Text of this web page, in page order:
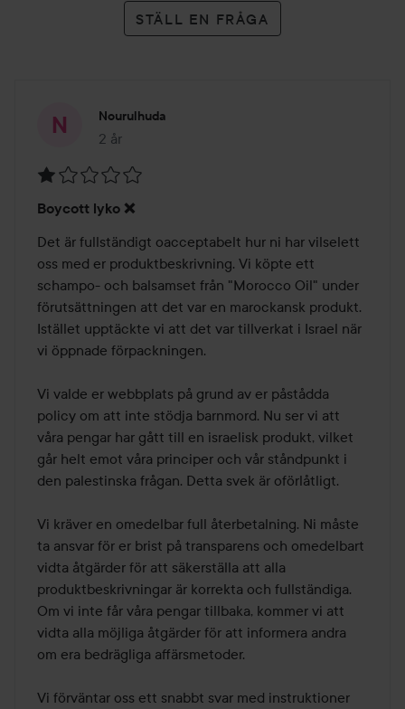
veckan för att hålla håret friskt.
För tjockt, griovt hår, kombinera med ungefär en tesked
för extra glans och elasticitet.
250 ml
STÄLL EN FRÅGA
Nourulhuda
2 år
Inlägget skapades 2 år
1
av
5
Boycott lyko ❌
oss med er produktbeskrivning. Vi köpte ett
schampo- och balsamset från "Morocco Oil" under
förutsättningen att det var en marockansk produkt.
Istället upptäckte vi att det var tillverkat i Israel när
vi öppnade förpackningen.
policy om att inte stödja barnmord. Nu ser vi att
våra pengar har gått till en israelisk produkt, vilket
går helt emot våra principer och vår ståndpunkt i
den palestinska frågan. Detta svek är oförlåtligt.
ta ansvar för er brist på transparens och omedelbart
vidta åtgärder för att säkerställa att alla
produktbeskrivningar är korrekta och fullständiga.
Om vi inte får våra pengar tillbaka, kommer vi att
vidta alla möjliga åtgärder för att informera andra
om era bedrägliga affärsmetoder.